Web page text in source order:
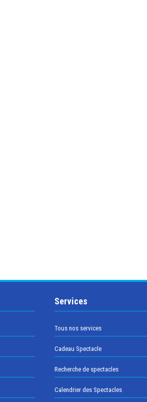
Services
Tous nos services
Cadeau Spectacle
Recherche de spectacles
Calendrier des Spectacles